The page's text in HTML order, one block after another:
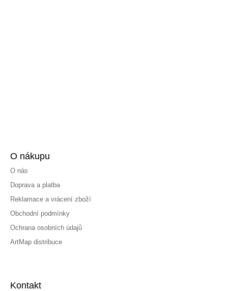
O nákupu
O nás
Doprava a platba
Reklamace a vrácení zboží
Obchodní podmínky
Ochrana osobních údajů
ArtMap distribuce
Kontakt